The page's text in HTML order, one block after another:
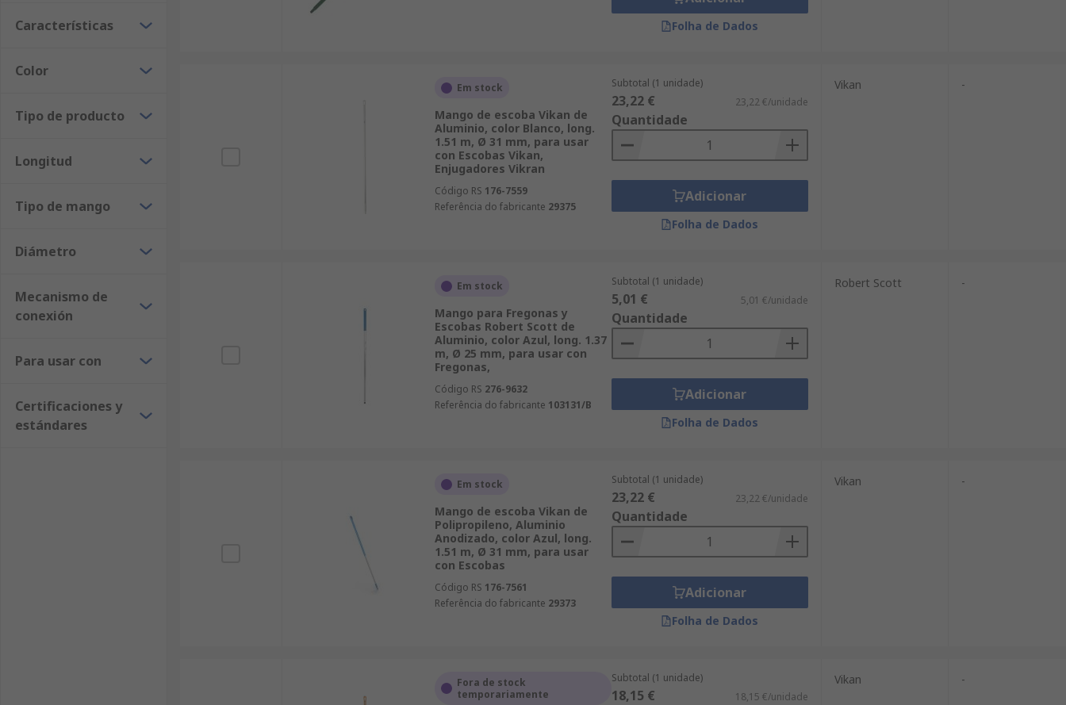
Características
Color
Tipo de producto
Longitud
Tipo de mango
Diámetro
Mecanismo de
conexión
Para usar con
Certificaciones y
estándares
Folha de Dados
Em stock
Mango de escoba Vikan de
Aluminio, color Blanco, long.
1.51 m, Ø 31 mm, para usar
con Escobas Vikan,
Enjugadores Vikran
Código RS 176-7559
Referência do fabricante 29375
Subtotal (1 unidade)
23,22 € 23,22 €/unidade
Quantidade
Adicionar
Folha de Dados
Vikan -
Em stock
Mango para Fregonas y
Escobas Robert Scott de
Aluminio, color Azul, long. 1.37
m, Ø 25 mm, para usar con
Fregonas,
Código RS 276-9632
Referência do fabricante 103131/B
Subtotal (1 unidade)
5,01 € 5,01 €/unidade
Quantidade
Adicionar
Folha de Dados
Robert Scott -
Em stock
Mango de escoba Vikan de
Polipropileno, Aluminio
Anodizado, color Azul, long.
1.51 m, Ø 31 mm, para usar
con Escobas
Código RS 176-7561
Referência do fabricante 29373
Subtotal (1 unidade)
23,22 € 23,22 €/unidade
Quantidade
Adicionar
Folha de Dados
Vikan -
Fora de stock
temporariamente
Subtotal (1 unidade)
18,15 € 18,15 €/unidade
Vikan -